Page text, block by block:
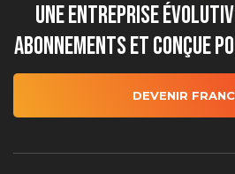
Une entreprise
abonnements et conçue
DEVENIR